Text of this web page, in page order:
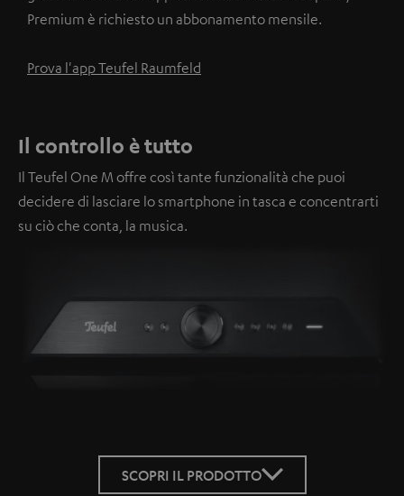
Premium è richiesto un abbonamento mensile.
Prova l'app Teufel Raumfeld
Il controllo è tutto
Il Teufel One M offre così tante funzionalità che puoi
decidere di lasciare lo smartphone in tasca e concentrarti
su ciò che conta, la musica.
SCOPRI IL PRODOTTO